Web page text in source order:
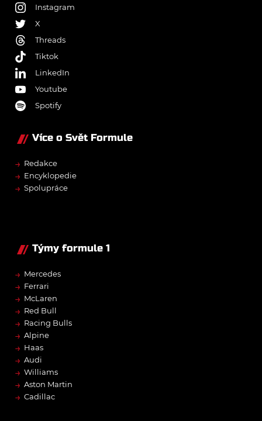
Instagram
X
Threads
Tiktok
LinkedIn
Youtube
Spotify
Více o Svět Formule
→ Redakce
→ Encyklopedie
→ Spolupráce
Týmy formule 1
→ Mercedes
→ Ferrari
→ McLaren
→ Red Bull
→ Racing Bulls
→ Alpine
→ Haas
→ Audi
→ Williams
→ Aston Martin
→ Cadillac